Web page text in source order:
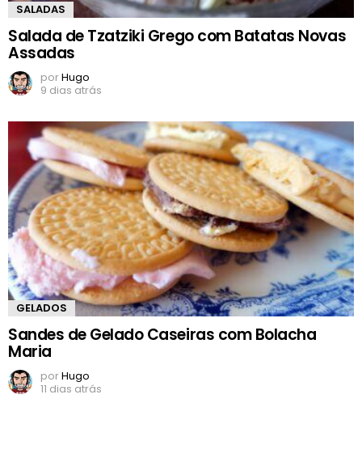
SALADAS
Salada de Tzatziki Grego com Batatas Novas
Assadas
porHugo
9 dias atrás
GELADOS
Sandes de Gelado Caseiras com Bolacha
Maria
porHugo
11 dias atrás